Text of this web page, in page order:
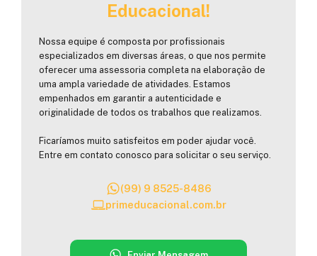
Educacional!
Nossa equipe é composta por profissionais
especializados em diversas áreas, o que nos permite
oferecer uma assessoria completa na elaboração de
uma ampla variedade de atividades. Estamos
empenhados em garantir a autenticidade e
originalidade de todos os trabalhos que realizamos.
Ficaríamos muito satisfeitos em poder ajudar você.
Entre em contato conosco para solicitar o seu serviço.
(99) 9 8525-8486
primeducacional.com.br